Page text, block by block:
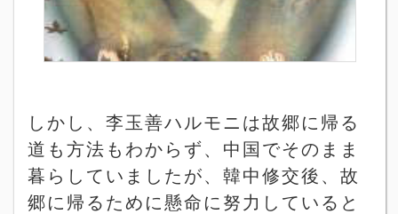
しかし、李玉善ハルモニは故郷に帰る
道も方法もわからず、中国でそのまま
暮らしていましたが、韓中修交後、故
郷に帰るために懸命に努力していると